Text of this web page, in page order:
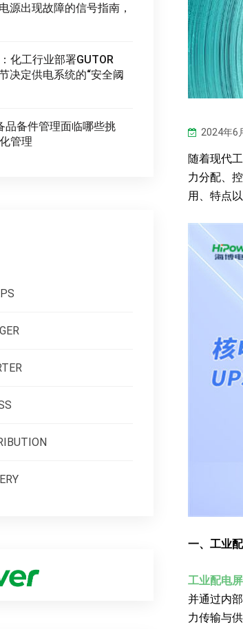
2024年6
随着现代
力分配、
用、特点
一、工业
工业配电屏
并通过内
力传输与
源出现故障的信号指南，
化工行业部署GUTOR
决定供电系统的“安全阈
品备件管理面临哪些挑
管理